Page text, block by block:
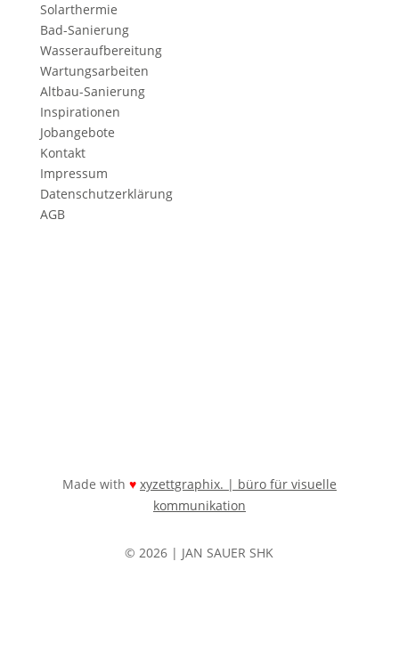
Solarthermie
Bad-Sanierung
Wasseraufbereitung
Wartungsarbeiten
Altbau-Sanierung
Inspirationen
Jobangebote
Kontakt
Impressum
Datenschutzerklärung
AGB
Made with ♥ xyzettgraphix. | büro für visuelle
kommunikation
© 2026 | JAN SAUER SHK